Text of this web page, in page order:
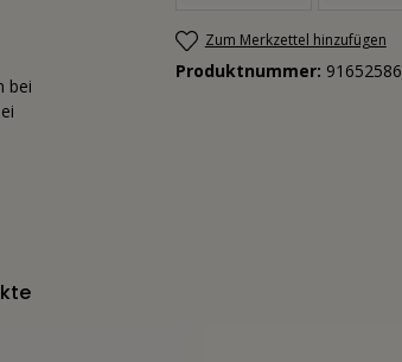
Zum Merkzettel hinzufügen
Produktnummer: 91652586
bei